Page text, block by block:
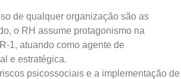
de qualquer organização são as
o RH assume protagonismo na
1, atuando como agente de
e estratégica.
psicossociais e a implementação de